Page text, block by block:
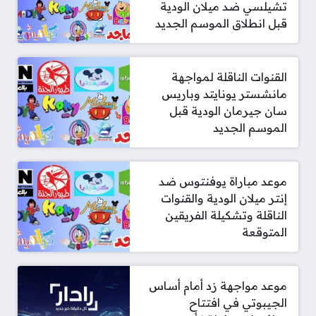
تشيلسي ضد ميلان الودية
قبل انطلاق الموسم الجديد
القنوات الناقلة لمواجهة
مانشستر يونايتد وباريس
سان جيرمان الودية قبل
الموسم الجديد
موعد مباراة يوفنتوس ضد
إنتر ميلان الودية والقنوات
الناقلة وتشكيلة الفريقين
المتوقعة
موعد مواجهة زد أمام أساس
الجيبوتي في افتتاح